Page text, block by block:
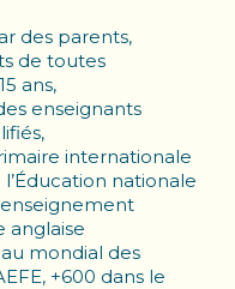
des parents,
de toutes
ans,
enseignants
internationale
nationale
anglaise
mondial des
+600 dans le